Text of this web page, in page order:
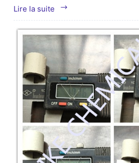
Lire la suite
CPHI
Worldwide
2019
Francfort,
Allemagne